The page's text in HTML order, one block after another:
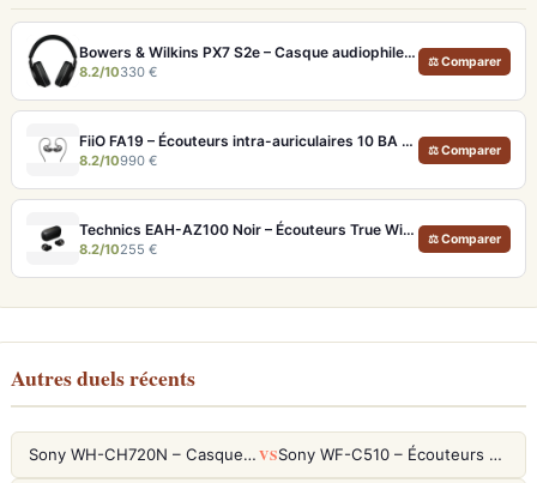
Bowers & Wilkins PX7 S2e – Casque audiophile sans fil ANC 30h
8.2/10330 €
⚖ Comparer
FiiO FA19 – Écouteurs intra-auriculaires 10 BA Knowles avec technologie S.Turbo
8.2/10990 €
⚖ Comparer
Technics EAH-AZ100 Noir – Écouteurs True Wireless audiophiles avec drivers MFD et autonomie 29h
8.2/10255 €
⚖ Comparer
Autres duels récents
Sony WH-CH720N – Casque ANC 35h, Ultra-léger (192g) avec Processeur V1 VS Sony WF-C510 – Écouteurs True Wireless compacts, autonomie 22h et multipoint